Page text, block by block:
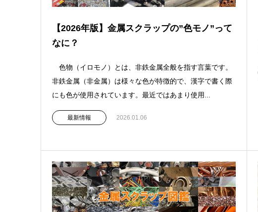
【2026年版】金属スクラップの”色モノ”って
なに？
色物（イロモノ）とは、非鉄金属全般を指す言葉です。
非鉄金属（非金属）は様々な色が特徴的で、漢字で書く際
にも色が使用されています。最近ではあまり使用...
最新情報 2026.01.06